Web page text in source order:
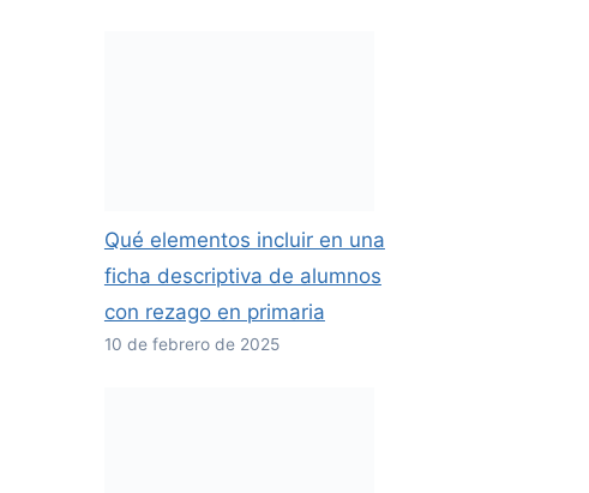
Qué elementos incluir en una
ficha descriptiva de alumnos
con rezago en primaria
10 de febrero de 2025